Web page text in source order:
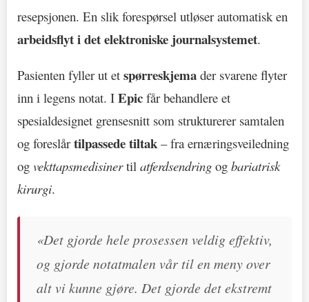
resepsjonen. En slik forespørsel utløser automatisk en
arbeidsflyt i det elektroniske journalsystemet.
Pasienten fyller ut et spørreskjema der svarene flyter
inn i legens notat. I Epic får behandlere et
spesialdesignet grensesnitt som strukturerer samtalen
og foreslårtilpassede tiltak– fra ernæringsveiledning
og vekttapsmedisinertil atferdsendring og bariatrisk
kirurgi.
«Det gjorde hele prosessen veldig effektiv,
og gjorde notatmalen vår til en meny over
alt vi kunne gjøre. Det gjorde det ekstremt